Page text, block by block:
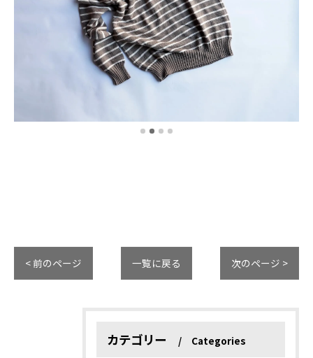
< 前のページ 一覧に戻る 次のページ >
カテゴリー Categories